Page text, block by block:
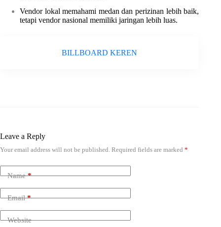
Vendor lokal memahami medan dan perizinan lebih baik,
tetapi vendor nasional memiliki jaringan lebih luas.
BILLBOARD KEREN
Leave a Reply
Your email address will not be published. Required fields are marked *
Name*
Email*
Website